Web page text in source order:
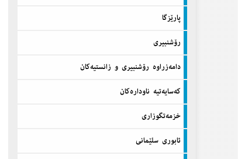
پارێزگا
رۆشنبیری
دامه‌زراوه‌ رۆشنبیری و زانستیه‌كان
كه‌سایه‌تیه‌ ناوداره‌كان
خزمه‌تگوزاری
ئابوری سلێمانی